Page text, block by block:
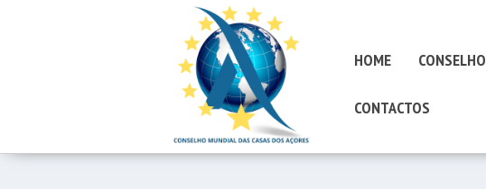
HOME CONSELHO
CONTACTOS